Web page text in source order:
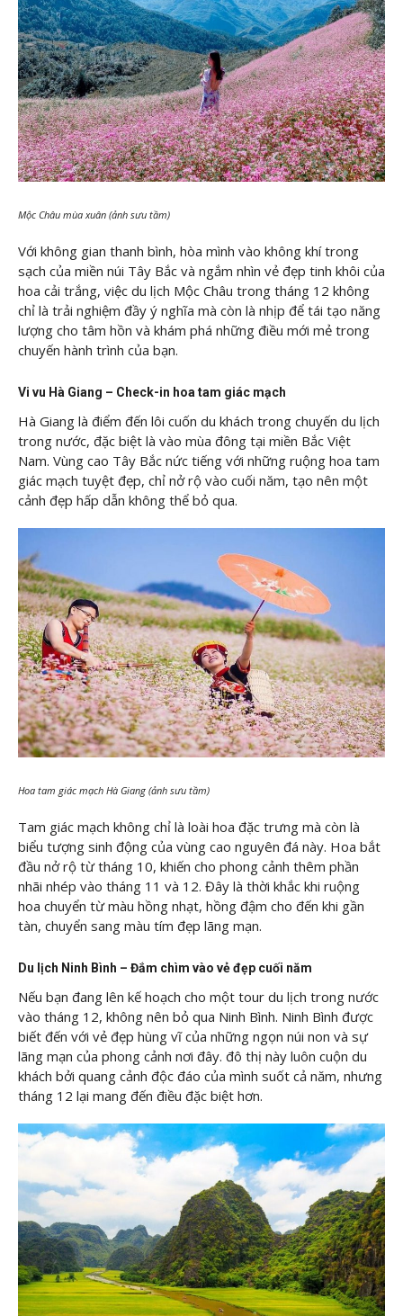
Mộc Châu mùa xuân (ảnh sưu tầm)
Với không gian thanh bình, hòa mình vào không khí trong
sạch của miền núi Tây Bắc và ngắm nhìn vẻ đẹp tinh khôi của
hoa cải trắng, việc du lịch Mộc Châu trong tháng 12 không
chỉ là trải nghiệm đầy ý nghĩa mà còn là nhịp để tái tạo năng
lượng cho tâm hồn và khám phá những điều mới mẻ trong
chuyến hành trình của bạn.
Vi vu Hà Giang – Check-in hoa tam giác mạch
Hà Giang là điểm đến lôi cuốn du khách trong chuyến du lịch
trong nước, đặc biệt là vào mùa đông tại miền Bắc Việt
Nam. Vùng cao Tây Bắc nức tiếng với những ruộng hoa tam
giác mạch tuyệt đẹp, chỉ nở rộ vào cuối năm, tạo nên một
cảnh đẹp hấp dẫn không thể bỏ qua.
Hoa tam giác mạch Hà Giang (ảnh sưu tầm)
Tam giác mạch không chỉ là loài hoa đặc trưng mà còn là
biểu tượng sinh động của vùng cao nguyên đá này. Hoa bắt
đầu nở rộ từ tháng 10, khiến cho phong cảnh thêm phần
nhãi nhép vào tháng 11 và 12. Đây là thời khắc khi ruộng
hoa chuyển từ màu hồng nhạt, hồng đậm cho đến khi gần
tàn, chuyển sang màu tím đẹp lãng mạn.
Du lịch Ninh Bình – Đắm chìm vào vẻ đẹp cuối năm
Nếu bạn đang lên kế hoạch cho một tour du lịch trong nước
vào tháng 12, không nên bỏ qua Ninh Bình. Ninh Bình được
biết đến với vẻ đẹp hùng vĩ của những ngọn núi non và sự
lãng mạn của phong cảnh nơi đây. đô thị này luôn cuộn du
khách bởi quang cảnh độc đáo của mình suốt cả năm, nhưng
tháng 12 lại mang đến điều đặc biệt hơn.